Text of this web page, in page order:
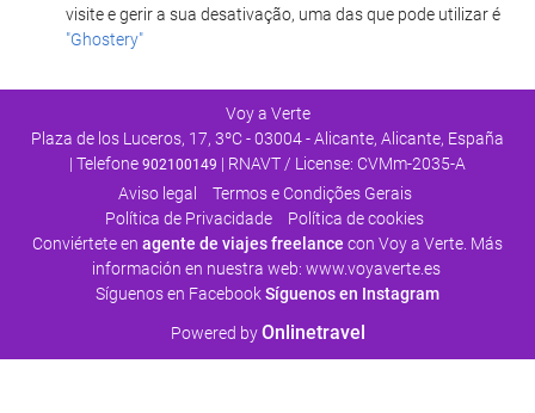
visite e gerir a sua desativação, uma das que pode utilizar é
"Ghostery"
Voy a Verte
Plaza de los Luceros, 17, 3ºC - 03004 - Alicante, Alicante, España
| Telefone 902100149 | RNAVT / License: CVMm-2035-A
Aviso legal
Termos e Condições Gerais
Polí­tica de Privacidade
Política de cookies
Conviértete en agente de viajes freelance con Voy a Verte. Más
información en nuestra web: www.voyaverte.es
Síguenos en FacebookSíguenos en Instagram
Powered byOnlinetravel